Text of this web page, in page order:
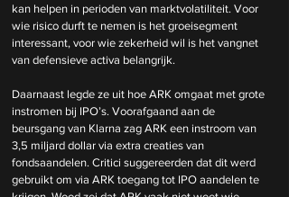
kan helpen in perioden van marktvolatiliteit. Voor
wie risico durft te nemen is het groeisegment
interessant, voor wie zekerheid wil is het vangnet
van defensieve activa belangrijk.
Daarnaast legde ze uit hoe ARK omgaat met grote
instromen bij IPO’s. Voorafgaand aan de
beursgang van Klarna zag ARK een instroom van
3,5 miljard dollar via extra creaties van
fondsaandelen. Critici suggereerden dat dit werd
gebruikt om via ARK toegang tot IPO aandelen te